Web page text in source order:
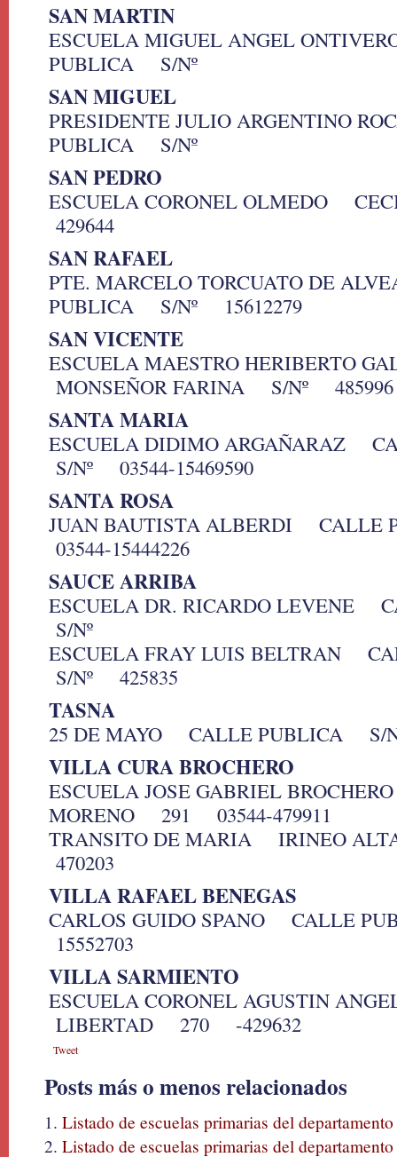
SAN MARTIN
ESCUELA MIGUEL ANGEL
PUBLICA S/Nº
SAN MIGUEL
PRESIDENTE JULIO ARGENTINO
PUBLICA S/Nº
SAN PEDRO
ESCUELA CORONEL OLMEDO
429644
SAN RAFAEL
PTE. MARCELO TORCUATO DE
PUBLICA S/Nº 15612279
SAN VICENTE
ESCUELA MAESTRO HERIBERTO
MONSEÑOR FARINA S/Nº 485996
SANTA MARIA
ESCUELA DIDIMO ARGAÑARAZ
S/Nº 03544-15469590
SANTA ROSA
JUAN BAUTISTA ALBERDI
03544-15444226
SAUCE ARRIBA
ESCUELA DR. RICARDO LEVENE
S/Nº
ESCUELA FRAY LUIS BELTRAN
S/Nº 425835
TASNA
25 DE MAYO CALLE PUBLICA S/
VILLA CURA BROCHERO
ESCUELA JOSE GABRIEL
MORENO 291 03544-479911
TRANSITO DE MARIA IRINEO
470203
VILLA RAFAEL BENEGAS
CARLOS GUIDO SPANO CALLE
15552703
VILLA SARMIENTO
ESCUELA CORONEL AGUSTIN
LIBERTAD 270 -429632
Tweet
Posts más o menos relacionados
Listado de escuelas primarias del
Listado de escuelas primarias del